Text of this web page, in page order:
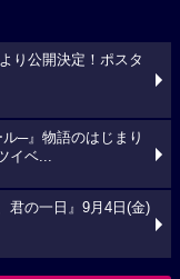
り公開決定！ポスタ
─』物語のはじまり
イベ...
君の一日』9月4日(金)